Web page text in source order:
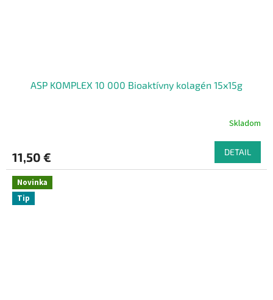
ASP KOMPLEX 10 000 Bioaktívny kolagén 15x15g
Skladom
11,50 € DETAIL
Novinka
Tip